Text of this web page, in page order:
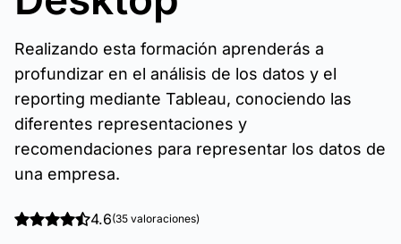
Realizando esta formación aprenderás a
profundizar en el análisis de los datos y el
reporting mediante Tableau, conociendo las
diferentes representaciones y
recomendaciones para representar los datos de
una empresa.
4.6(35 valoraciones)